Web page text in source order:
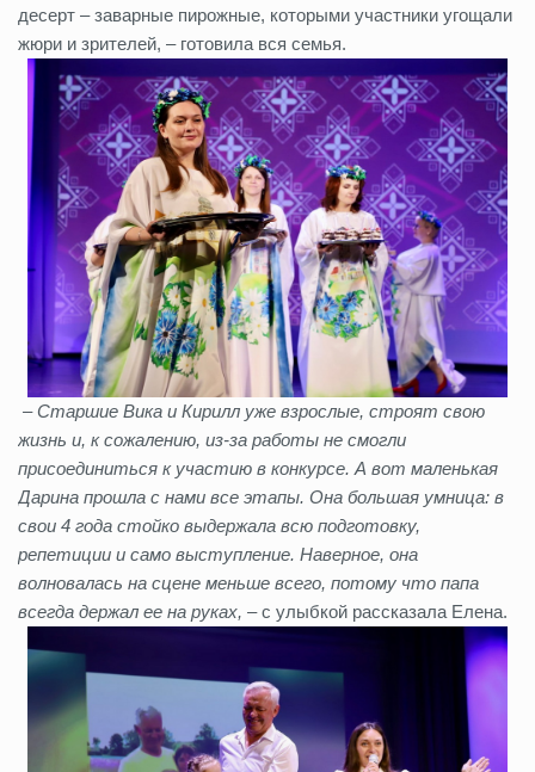
десерт – заварные пирожные, которыми участники угощали
жюри и зрителей, – готовила вся семья.
– Старшие Вика и Кирилл уже взрослые, строят свою
жизнь и, к сожалению, из-за работы не смогли
присоединиться к участию в конкурсе. А вот маленькая
Дарина прошла с нами все этапы. Она большая умница: в
свои 4 года стойко выдержала всю подготовку,
репетиции и само выступление. Наверное, она
волновалась на сцене меньше всего, потому что папа
всегда держал ее на руках, –с улыбкой рассказала Елена.